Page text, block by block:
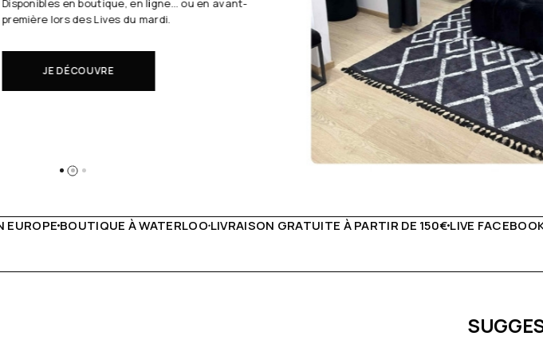
Chaque semaine, Audrey B. dévoile ses coups
de cœur en direct.
GRATUITE À PARTIR DE 150€LIVE FACEBOOK CHAQUE SEMAINECOLLECTIONS